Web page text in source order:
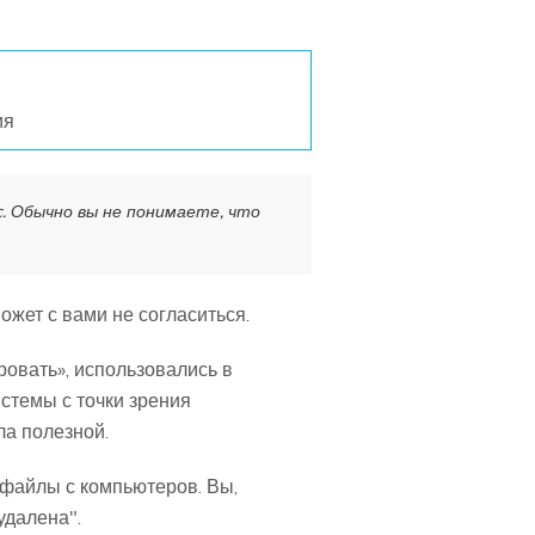
Обычно вы не понимаете, что
с вами не согласиться.
использовались в
с точки зрения
полезной.
файлы с компьютеров. Вы,